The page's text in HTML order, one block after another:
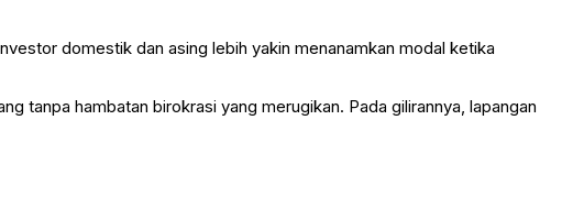
domestik dan asing lebih yakin menanamkan modal ketika
tanpa hambatan birokrasi yang merugikan. Pada gilirannya, lapangan